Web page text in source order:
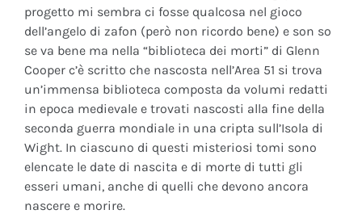
progetto mi sembra ci fosse qualcosa nel gioco
dell’angelo di zafon (però non ricordo bene) e son so
se va bene ma nella “biblioteca dei morti” di Glenn
Cooper c’è scritto che nascosta nell’Area 51 si trova
un’immensa biblioteca composta da volumi redatti
in epoca medievale e trovati nascosti alla fine della
seconda guerra mondiale in una cripta sull’Isola di
Wight. In ciascuno di questi misteriosi tomi sono
elencate le date di nascita e di morte di tutti gli
esseri umani, anche di quelli che devono ancora
nascere e morire.